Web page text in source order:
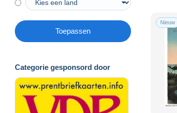
Toepassen
Categorie gesponsord door
Nieuw